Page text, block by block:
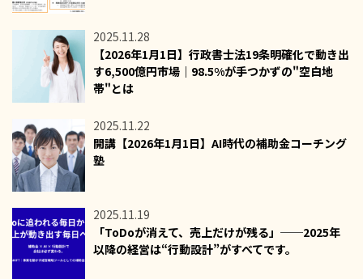
2025.11.28
【2026年1月1日】行政書士法19条明確化で動き出
す6,500億円市場｜98.5%が手つかずの"空白地
帯"とは
2025.11.22
開講【2026年1月1日】AI時代の補助金コーチング
塾
2025.11.19
「ToDoが消えて、売上だけが残る」──2025年
以降の経営は“行動設計”がすべてです。